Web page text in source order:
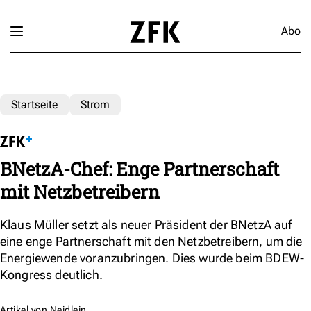
Abo
Startseite Strom
BNetzA-Chef: Enge Partnerschaft
mit Netzbetreibern
Klaus Müller setzt als neuer Präsident der BNetzA auf
eine enge Partnerschaft mit den Netzbetreibern, um die
Energiewende voranzubringen. Dies wurde beim BDEW-
Kongress deutlich.